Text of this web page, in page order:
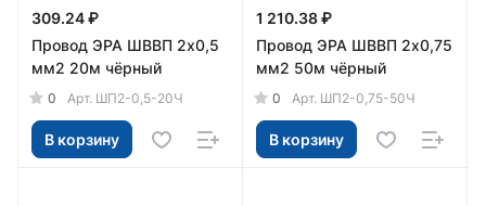
309.24 ₽
Провод ЭРА ШВВП 2х0,5
мм2 20м чёрный
0 Арт. ШП2-0,5-20Ч
В корзину
1 210.38 ₽
Провод ЭРА ШВВП 2х0,75
мм2 50м чёрный
0 Арт. ШП2-0,75-50Ч
В корзину